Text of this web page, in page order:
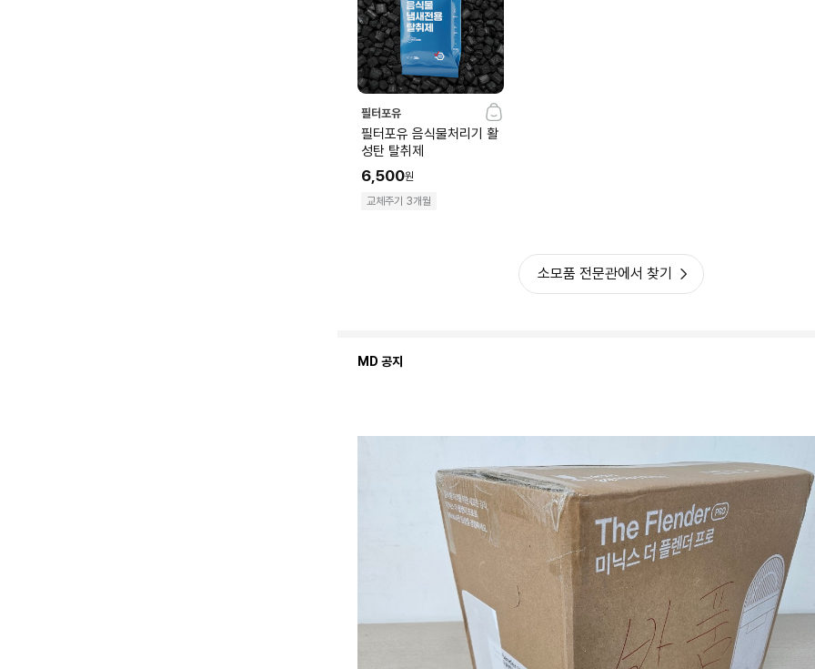
필터포유
필터포유 음식물처리기 활
성탄 탈취제
6,500원
교체주기 3개월
소모품 전문관에서 찾기
MD 공지